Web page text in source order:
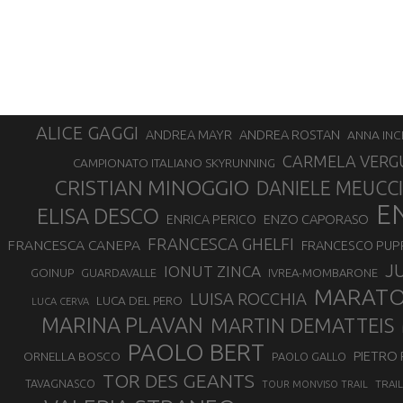
ALICE GAGGI ANDREA MAYR ANDREA ROSTAN ANNA
CAMPIONATO ITALIANO SKYRUNNING CARMELA
CRISTIAN MINOGGIO DANIELE MEUCCI
ELISA DESCO ENRICA PERICO ENZO CAPORASO
FRANCESCA CANEPA FRANCESCA GHELFI FRANCESCO
GOINUP GUARDAVALLE IONUT ZINCA IVREA-MOMBARONE
LUCA CERVA LUCA DEL PERO LUISA ROCCHIA
MARINA PLAVAN MARTIN DEMATTEIS
ORNELLA BOSCO PAOLO BERT PAOLO GALLO PIETRO
TAVAGNASCO TOR DES GEANTS TOUR MONVISO TRAIL